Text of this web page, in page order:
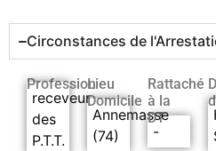
Circonstances de
Profession
receveur
des
P.T.T.
Lieu
Domicile
Annemasse
(74)
Rattaché
à la
DT
-